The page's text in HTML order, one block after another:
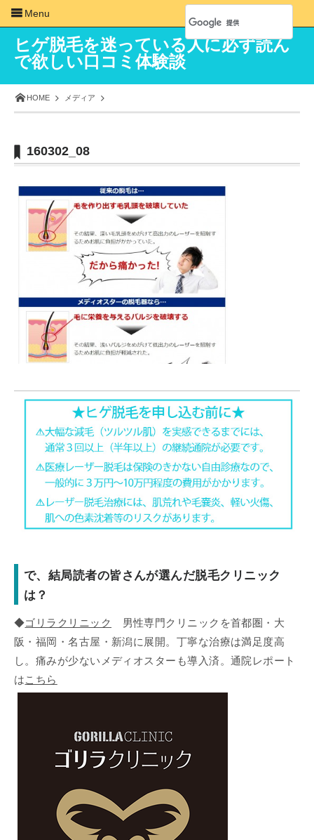
ヒゲ脱毛を迷っている人に必ず読ん
で欲しい口コミ体験談
HOME メディア
160302_08
で、結局読者の皆さんが選んだ脱毛クリニック
は？
◆ゴリラクリニック
男性専門クリニックを首都圏・大
阪・福岡・名古屋・新潟に展開。丁寧な治療は満足度高
し。痛みが少ないメディオスターも導入済。通院レポート
はこちら
Menu